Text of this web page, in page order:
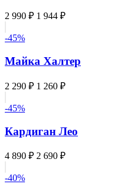
2 990 ₽ 1 944 ₽
-45%
Майка Халтер
2 290 ₽ 1 260 ₽
-45%
Кардиган Лео
4 890 ₽ 2 690 ₽
-40%